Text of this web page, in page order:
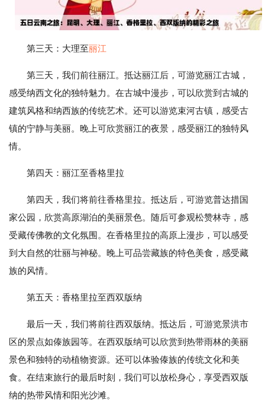
第三天：大理至丽江
第三天，我们前往丽江。抵达丽江后，可游览丽江古城，
感受纳西文化的独特魅力。在古城中漫步，可以欣赏到古城的
建筑风格和纳西族的传统艺术。还可以游览束河古镇，感受古
镇的宁静与美丽。晚上可欣赏丽江的夜景，感受丽江的独特风
情。
第四天：丽江至香格里拉
第四天，我们将前往香格里拉。抵达后，可游览普达措国
家公园，欣赏高原湖泊的美丽景色。随后可参观松赞林寺，感
受藏传佛教的文化氛围。在香格里拉的高原上漫步，可以感受
到大自然的壮丽与神秘。晚上可品尝藏族的特色美食，感受藏
族的风情。
第五天：香格里拉至西双版纳
最后一天，我们将前往西双版纳。抵达后，可游览景洪市
区的景点如傣族园等。在西双版纳可以欣赏到热带雨林的美丽
景色和独特的动植物资源。还可以体验傣族的传统文化和美
食。在结束旅行的最后时刻，我们可以放松身心，享受西双版
纳的热带风情和阳光沙滩。